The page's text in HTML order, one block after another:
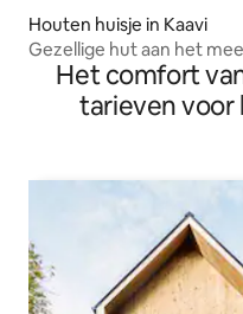
Houten huisje in Kaavi
Gezellige hut aan het
Het comfort
tarieven